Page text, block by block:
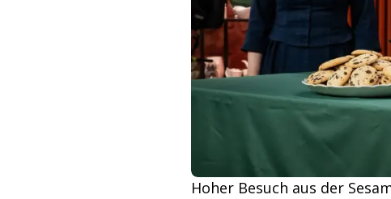
Hoher Besuch aus der